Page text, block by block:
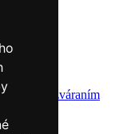
pred zváraním